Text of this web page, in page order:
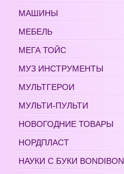
МАШИНЫ
МЕБЕЛЬ
МЕГА ТОЙС
МУЗ ИНСТРУМЕНТЫ
МУЛЬТГЕРОИ
МУЛЬТИ-ПУЛЬТИ
НОВОГОДНИЕ ТОВАРЫ
НОРДПЛАСТ
НАУКИ С БУКИ BONDIBON